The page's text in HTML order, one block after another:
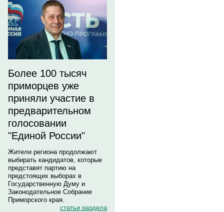
Более 100 тысяч
приморцев уже
приняли участие в
предварительном
голосовании
"Единой России"
Жители региона продолжают
выбирать кандидатов, которые
представят партию на
предстоящих выборах в
Государственную Думу и
Законодательное Собрание
Приморского края.
статьи раздела